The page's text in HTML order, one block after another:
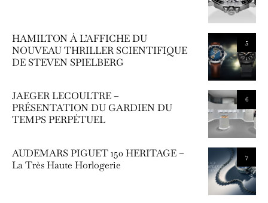
5
HAMILTON À L’AFFICHE DU
NOUVEAU THRILLER SCIENTIFIQUE
DE STEVEN SPIELBERG
6
JAEGER LECOULTRE –
PRÉSENTATION DU GARDIEN DU
TEMPS PERPÉTUEL
7
AUDEMARS PIGUET 150 HERITAGE –
La Très Haute Horlogerie